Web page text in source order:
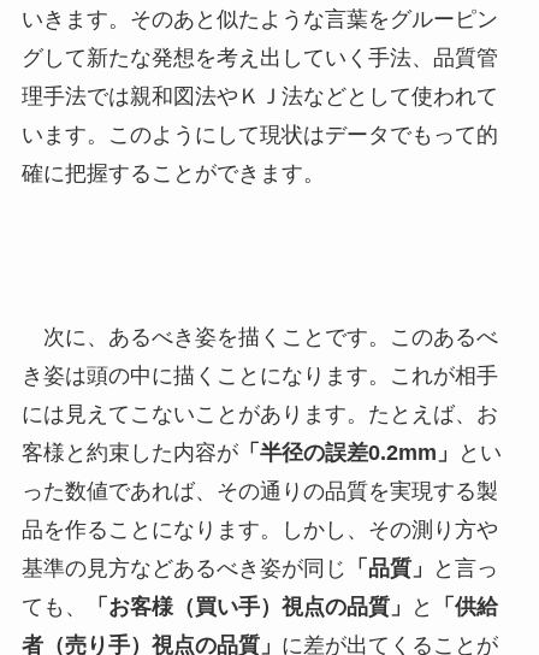
いきます。そのあと似たような言葉をグルーピン
グして新たな発想を考え出していく手法、品質管
理手法では親和図法やＫＪ法などとして使われて
います。このようにして現状はデータでもって的
確に把握することができます。
次に、あるべき姿を描くことです。このあるべ
き姿は頭の中に描くことになります。これが相手
には見えてこないことがあります。たとえば、お
客様と約束した内容が「半径の誤差0.2mm」
とい
った数値であれば、その通りの品質を実現する製
品を作ることになります。しかし、その測り方や
基準の見方などあるべき姿が同じ 「品質」
と言っ
ても、
「お客様（買い手）視点の品質」 と
「供給
者（売り手）視点の品質」 に差が出てくることが